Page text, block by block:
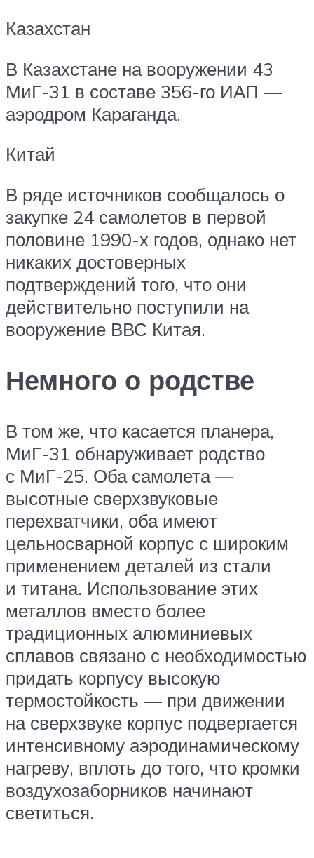
Казахстан
В Казахстане на вооружении 43
МиГ-31 в составе 356-го ИАП —
аэродром Караганда.
Китай
В ряде источников сообщалось о
закупке 24 самолетов в первой
половине 1990-х годов, однако нет
никаких достоверных
подтверждений того, что они
действительно поступили на
вооружение ВВС Китая.
Немного о родстве
В том же, что касается планера,
МиГ-31 обнаруживает родство
с МиГ-25. Оба самолета —
высотные сверхзвуковые
перехватчики, оба имеют
цельносварной корпус с широким
применением деталей из стали
и титана. Использование этих
металлов вместо более
традиционных алюминиевых
сплавов связано с необходимостью
придать корпусу высокую
термостойкость — при движении
на сверхзвуке корпус подвергается
интенсивному аэродинамическому
нагреву, вплоть до того, что кромки
воздухозаборников начинают
светиться.